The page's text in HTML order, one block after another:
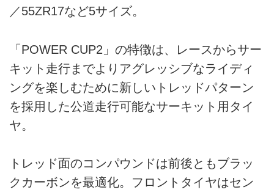
／55ZR17など5サイズ。
「POWER CUP2」の特徴は、レースからサー
キット走行までよりアグレッシブなライディ
ングを楽しむために新しいトレッドパターン
を採用した公道走行可能なサーキット用タイ
ヤ。
トレッド面のコンパウンドは前後ともブラッ
クカーボンを最適化。フロントタイヤはセン